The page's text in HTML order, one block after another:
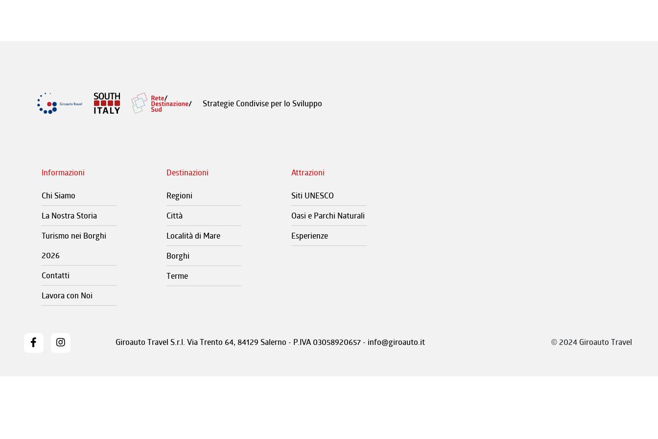
Strategie Condivise per lo Sviluppo
Informazioni
Chi Siamo
La Nostra Storia
Turismo nei Borghi
2026
Contatti
Lavora con Noi
Destinazioni
Regioni
Città
Località di Mare
Borghi
Terme
Attrazioni
Siti UNESCO
Oasi e Parchi Naturali
Esperienze
Giroauto Travel S.r.l. Via Trento 64, 84129 Salerno - P.IVA 03058920657 - info@giroauto.it ©2024 Giroauto Travel